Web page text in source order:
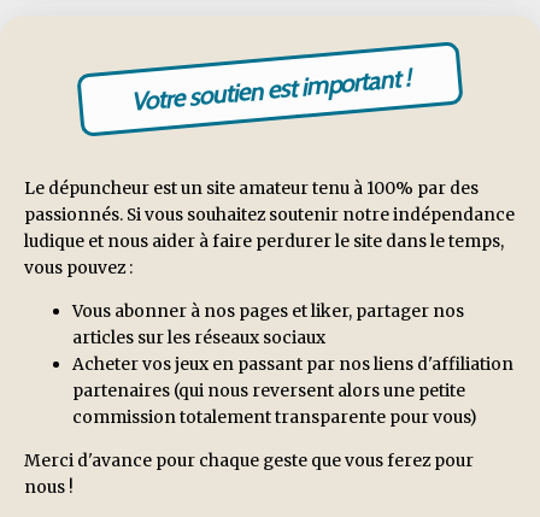
Votre soutien est important !
Le dépuncheur est un site amateur tenu à 100% par des
passionnés. Si vous souhaitez soutenir notre indépendance
ludique et nous aider à faire perdurer le site dans le temps,
vous pouvez :
Vous abonner à nos pages et liker, partager nos
articles sur les réseaux sociaux
Acheter vos jeux en passant par nos liens d'affiliation
partenaires (qui nous reversent alors une petite
commission totalement transparente pour vous)
Merci d'avance pour chaque geste que vous ferez pour
nous !